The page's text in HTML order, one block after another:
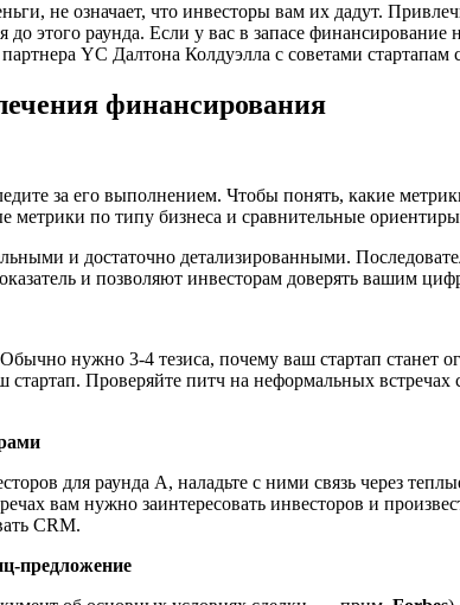
не означает, что инвесторы вам их дадут.
до этого раунда. Если у вас в запасе
YC Далтона Колдуэлла с советами
финансирования
за его выполнением. Чтобы понять, какие
метрики по типу бизнеса и сравнительные
и достаточно детализированными.
и позволяют инвесторам доверять вашим
нужно 3-4 тезиса, почему ваш стартап станет
Проверяйте питч на неформальных
для раунда А, наладьте с ними связь через
вам нужно заинтересовать инвесторов и
CRM.
предложение